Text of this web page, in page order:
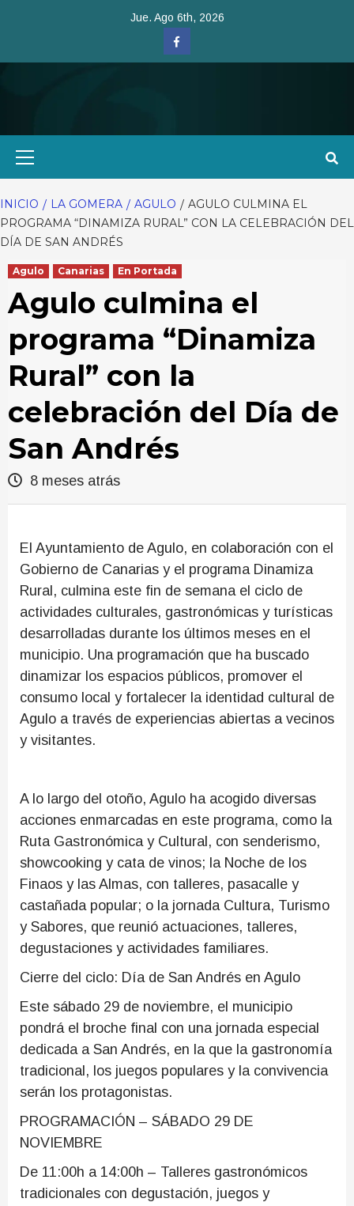
Jue. Ago 6th, 2026
Facebook
INICIO LA GOMERA AGULO
AGULO CULMINA EL
PROGRAMA “DINAMIZA RURAL” CON LA CELEBRACIÓN DEL
DÍA DE SAN ANDRÉS
Agulo Canarias En Portada
Agulo culmina el
programa “Dinamiza
Rural” con la
celebración del Día de
San Andrés
8 meses atrás
El Ayuntamiento de Agulo, en colaboración con el
Gobierno de Canarias y el programa Dinamiza
Rural, culmina este fin de semana el ciclo de
actividades culturales, gastronómicas y turísticas
desarrolladas durante los últimos meses en el
municipio. Una programación que ha buscado
dinamizar los espacios públicos, promover el
consumo local y fortalecer la identidad cultural de
Agulo a través de experiencias abiertas a vecinos
y visitantes.
A lo largo del otoño, Agulo ha acogido diversas
acciones enmarcadas en este programa, como la
Ruta Gastronómica y Cultural, con senderismo,
showcooking y cata de vinos; la Noche de los
Finaos y las Almas, con talleres, pasacalle y
castañada popular; o la jornada Cultura, Turismo
y Sabores, que reunió actuaciones, talleres,
degustaciones y actividades familiares.
Cierre del ciclo: Día de San Andrés en Agulo
Este sábado 29 de noviembre, el municipio
pondrá el broche final con una jornada especial
dedicada a San Andrés, en la que la gastronomía
tradicional, los juegos populares y la convivencia
serán los protagonistas.
PROGRAMACIÓN – SÁBADO 29 DE
NOVIEMBRE
De 11:00h a 14:00h – Talleres gastronómicos
tradicionales con degustación, juegos y